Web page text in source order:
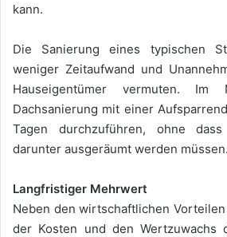
kann.
Die Sanierung eines typischen
weniger Zeitaufwand und
Hauseigentümer vermuten.
Dachsanierung mit einer
Tagen durchzuführen, ohne
darunter ausgeräumt werden müssen.
Langfristiger Mehrwert
Neben den wirtschaftlichen
der Kosten und den Wertzuwachs